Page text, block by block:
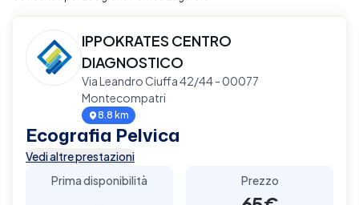
IPPOKRATES CENTRO
DIAGNOSTICO
Via Leandro Ciuffa 42/44 - 00077
Montecompatri
8.8 km
Ecografia Pelvica
Vedi altre prestazioni
Prima disponibilità
Prezzo